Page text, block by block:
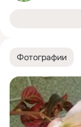
Фотографии